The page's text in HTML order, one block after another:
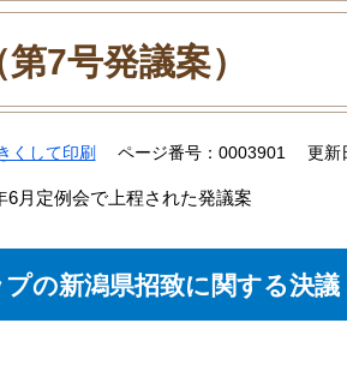
7号発議案）
くして印刷 ページ番号：0003901 更新
6月定例会で上程された発議案
の新潟県招致に関する決議